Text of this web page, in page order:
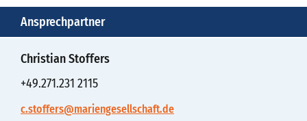
Ansprechpartner
Christian Stoffers
+49.271.231 2115
c.stoffers@mariengesellschaft.de